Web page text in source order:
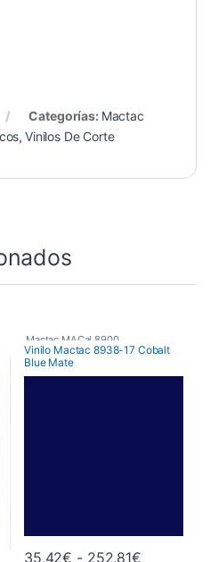
Categorías: Mactac
, Vinilos De Corte
precios: desde 64,86€
Mactac MACal 8900
Monoméricos
Vinilo Mactac 8938-17 Cobalt
Blue Mate
35,42€ - 252,81€Rango de